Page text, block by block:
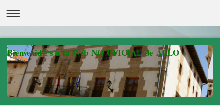
Bienvenid@s a la Web NO OFICIAL de ALLO